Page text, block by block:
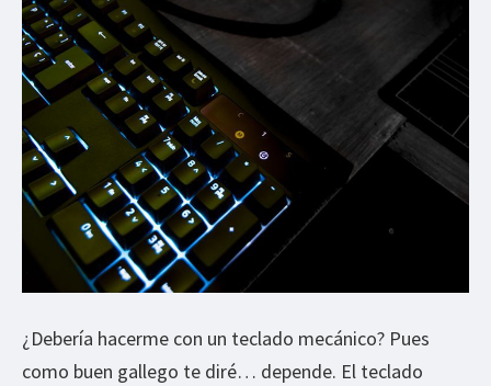
¿Debería hacerme con un teclado mecánico? Pues
como buen gallego te diré… depende. El teclado